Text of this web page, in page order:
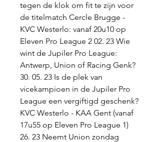
tegen de klok om fit te zijn voor
de titelmatch Cercle Brugge -
KVC Westerlo: vanaf 20u10 op
Eleven Pro League 2 02. 23 Wie
wint de Jupiler Pro League:
Antwerp, Union of Racing Genk?
30. 05. 23 Is de plek van
vicekampioen in de Jupiler Pro
League een vergiftigd geschenk?
KVC Westerlo - KAA Gent (vanaf
17u55 op Eleven Pro League 1)
26. 23 Neemt Union zondag